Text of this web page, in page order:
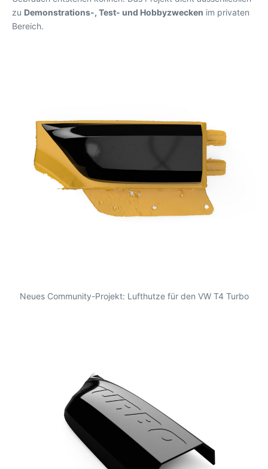
zu Demonstrations-, Test- und Hobbyzwecken im privaten
Bereich.
Neues Community-Projekt: Lufthutze für den VW T4 Turbo